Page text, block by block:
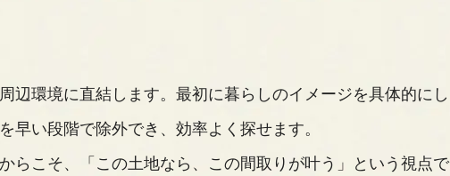
辺環境に直結します。最初に暮らしのイメージを具体的にし
早い段階で除外でき、効率よく探せます。
らこそ、「この土地なら、この間取りが叶う」という視点で